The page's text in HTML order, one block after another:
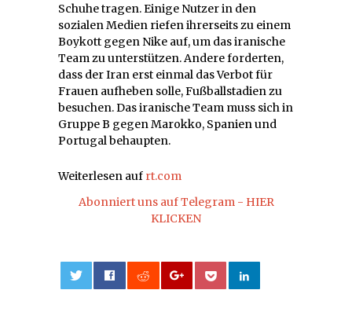
Schuhe tragen. Einige Nutzer in den
sozialen Medien riefen ihrerseits zu einem
Boykott gegen Nike auf, um das iranische
Team zu unterstützen. Andere forderten,
dass der Iran erst einmal das Verbot für
Frauen aufheben solle, Fußballstadien zu
besuchen. Das iranische Team muss sich in
Gruppe B gegen Marokko, Spanien und
Portugal behaupten.
Weiterlesen auf rt.com
Abonniert uns auf Telegram - HIER
KLICKEN